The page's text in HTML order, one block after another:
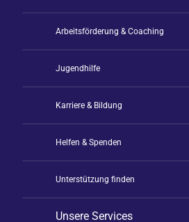
Arbeitsförderung & Coaching
Jugendhilfe
Karriere & Bildung
Helfen & Spenden
Unterstützung finden
Unsere Services